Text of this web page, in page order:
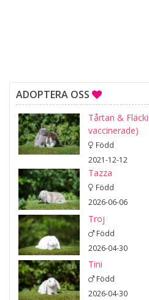
ADOPTERA OSS
Tårtan &
vaccinerade)
Född
2021-12-12
Tazza
Född
2026-06-06
Troj
Född
2026-04-30
Tini
Född
2026-04-30